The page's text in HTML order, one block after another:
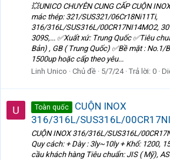
💥UNICO CHUYÊN CUNG CẤP CUỘN
mác thép: 321/SUS321/06Cr18Ni11Ti,
316/316L/SUS316L/00CR17NI14MO2,
309S,... ✅Xuất xứ: Trung Quốc ✅Tiêu
Bản) , GB ( Trung Quốc) ✅Bề mặt : No.1/
1500up hoặc cấp theo yêu...
Linh Unico
Chủ đề 5/7/24 Trả lời: 0
Toàn quốc
CUỘN INOX
316/316L/SUS316L/
CUỘN INOX 316/316L/SUS316L/
Quy cách: + Dày : 3ly~10ly + Khổ: 1200,
cầu khách hàng Tiêu chuẩn: JIS ( Mỹ),